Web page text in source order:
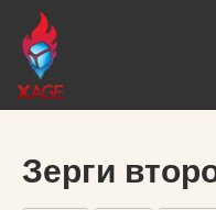
Зерги